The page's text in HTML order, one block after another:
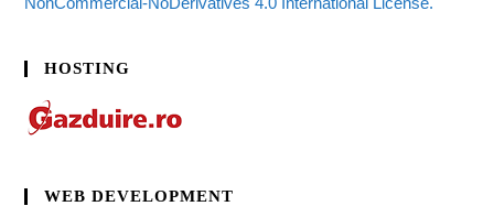
HOSTING
WEB DEVELOPMENT